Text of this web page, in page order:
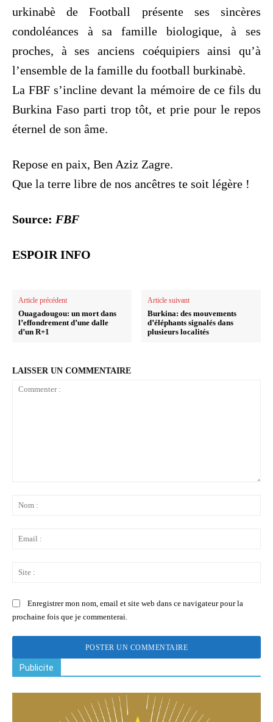
urkinabè de Football présente ses sincères
condoléances à sa famille biologique, à ses
proches, à ses anciens coéquipiers ainsi qu’à
l’ensemble de la famille du football burkinabè.
La FBF s’incline devant la mémoire de ce fils du
Burkina Faso parti trop tôt, et prie pour le repos
éternel de son âme.
Repose en paix, Ben Aziz Zagre.
Que la terre libre de nos ancêtres te soit légère !
Source: FBF
ESPOIR INFO
Article précédent
Ouagadougou: un mort dans
l’effondrement d’une dalle
d’un R+1
Article suivant
Burkina: des mouvements
d’éléphants signalés dans
plusieurs localités
LAISSER UN COMMENTAIRE
Enregistrer mon nom, email et site web dans ce navigateur pour la
prochaine fois que je commenterai.
Publicite